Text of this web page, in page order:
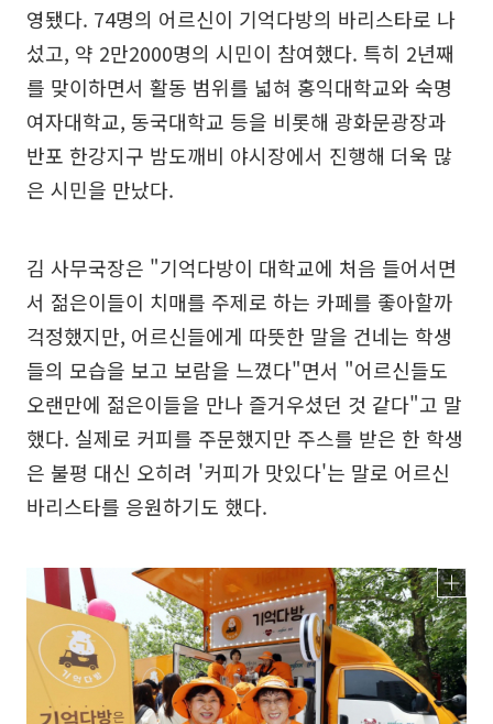
영됐다. 74명의 어르신이 기억다방의 바리스타로 나
섰고, 약 2만2000명의 시민이 참여했다. 특히 2년째
를 맞이하면서 활동 범위를 넓혀 홍익대학교와 숙명
여자대학교, 동국대학교 등을 비롯해 광화문광장과
반포 한강지구 밤도깨비 야시장에서 진행해 더욱 많
은 시민을 만났다.
김 사무국장은 "기억다방이 대학교에 처음 들어서면
서 젊은이들이 치매를 주제로 하는 카페를 좋아할까
걱정했지만, 어르신들에게 따뜻한 말을 건네는 학생
들의 모습을 보고 보람을 느꼈다"면서 "어르신들도
오랜만에 젊은이들을 만나 즐거우셨던 것 같다"고 말
했다. 실제로 커피를 주문했지만 주스를 받은 한 학생
은 불평 대신 오히려 '커피가 맛있다'는 말로 어르신
바리스타를 응원하기도 했다.